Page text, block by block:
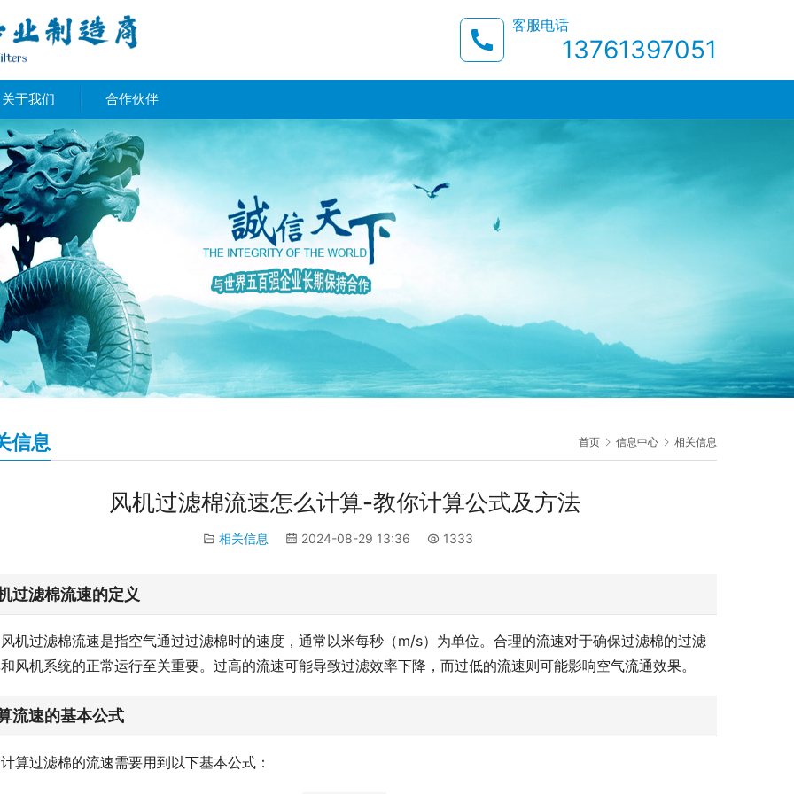
客服电话
13761397051
关于我们 合作伙伴
首页 信息中心 相关信息
信息
风机过滤棉流速怎么计算-教你计算公式及方法
相关信息 2024-08-29 13:36 1333
过滤棉流速的定义
风机过滤棉流速是指空气通过过滤棉时的速度，通常以米每秒（m/s）为单位。合理的流速对于确保过滤棉的过滤
风机系统的正常运行至关重要。过高的流速可能导致过滤效率下降，而过低的流速则可能影响空气流通效果。
流速的基本公式
计算过滤棉的流速需要用到以下基本公式：